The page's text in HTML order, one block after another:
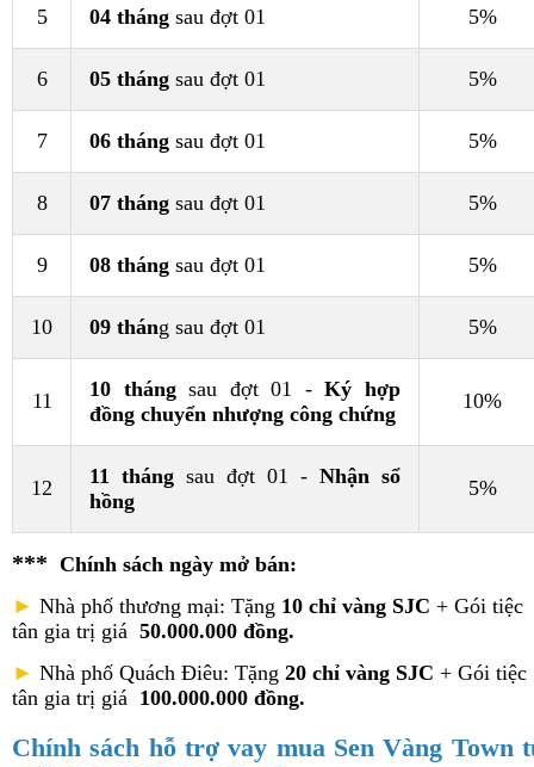
5 04 tháng sau đợt 01 5%
6 05 tháng sau đợt 01 5%
7 06 tháng sau đợt 01 5%
8 07 tháng sau đợt 01 5%
9 08 tháng sau đợt 01 5%
10 09 tháng sau đợt 01 5%
11 10 thángsau đợt 01 -Ký hợp
đồng chuyển nhượng công chứng
10%
12 11 tháng sau đợt 01 - Nhận sổ
hồng
5%
*** Chính sách ngày mở bán:
► Nhà phố thương mại: Tặng 10 chỉ vàng SJC + Gói tiệc
tân gia trị giá 50.000.000 đồng.
► Nhà phố Quách Điêu: Tặng 20 chỉ vàng SJC + Gói tiệc
tân gia trị giá 100.000.000 đồng.
Chính sách hỗ trợ vay mua Sen Vàng Town